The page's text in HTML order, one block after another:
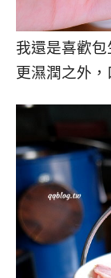
我還是喜歡
更濕潤之外